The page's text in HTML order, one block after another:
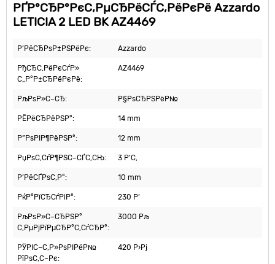
РҐР°СЂР°РєС‚РµСЂРёСЃС‚РёРєРё Azzardo
LETICIA 2 LED BK AZ4469
Р’РёСЂРѕР±РЅРёРє: Azzardo
РђСЂС‚РёРєСѓР»
С„Р°Р±СЂРёРєРё:
AZ4469
РљРѕР»С–СЂ: Р§РѕСЂРЅРёР№
РЁРёСЂРёРЅР°: 14 mm
Р”РѕРІР¶РёРЅР°: 12 mm
РџРѕС‚СѓР¶РЅС–СЃС‚СЊ: 3 Р’С‚
Р’РёСЃРѕС‚Р°: 10 mm
РќР°РїСЂСѓРіР°: 230 Р’
РљРѕР»С–СЂРЅР°
С‚РµРјРїРµСЂР°С‚СѓСЂР°:
3000 Рљ
РЎРІС–С‚Р»РѕРІРёР№
РїРѕС‚С–Рє:
420 Р›Рј